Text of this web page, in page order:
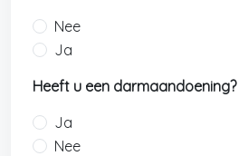
Nee
Ja
Heeft u een darmaandoening?
Ja
Nee